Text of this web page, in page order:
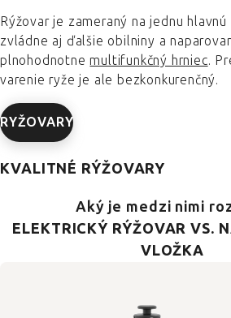
Rýžovar je zameraný na jednu
zvládne aj ďalšie obilniny a
plnohodnotnemultifunkčný hrniec.
varenie ryže je ale bezkonkurenčný.
RYŽOVARY
KVALITNÉ RÝŽOVARY
Aký je medzi nimi
ELEKTRICKÝ RÝŽOVAR VS.
VLOŽKA